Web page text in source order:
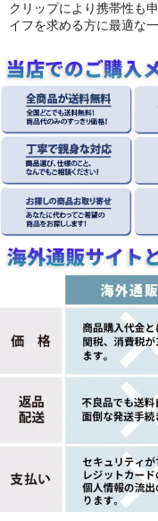
クリップにより携帯性も
イフを求める方に最適な一